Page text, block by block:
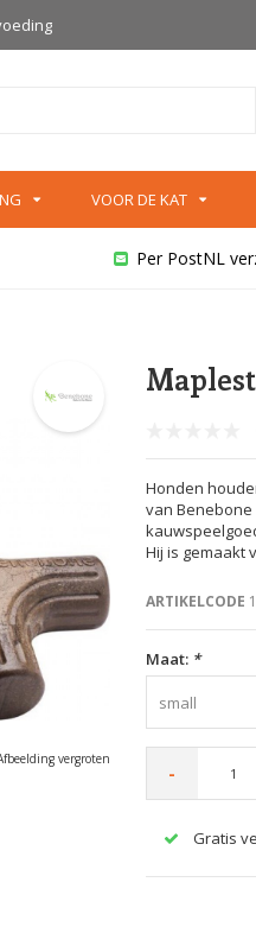
VOOR DE KAT
Per PostNL
vergroten
Honden
van
Hij is gemaakt
ARTIKELCODE
Maat: *
small
-
Gratis